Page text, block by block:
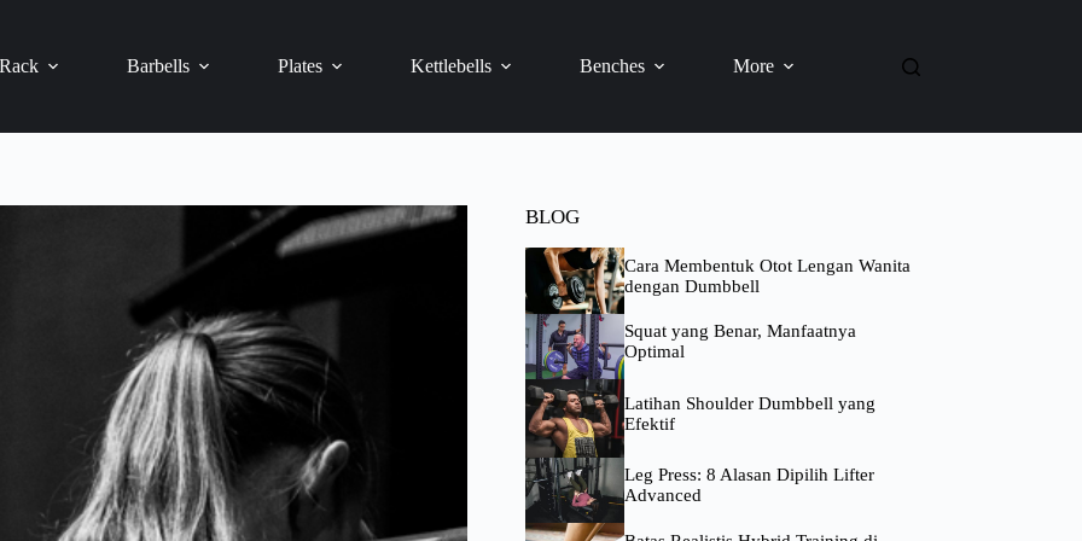
Barbells Plates Kettlebells Benches More
BLOG
Cara Membentuk Otot Lengan Wanita
dengan Dumbbell
Squat yang Benar, Manfaatnya
Optimal
Latihan Shoulder Dumbbell yang
Efektif
Leg Press: 8 Alasan Dipilih Lifter
Advanced